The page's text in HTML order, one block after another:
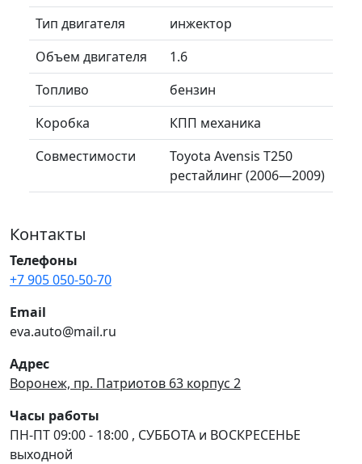
Тип двигателя
инжектор
Объем двигателя
1.6
Топливо
бензин
Коробка
КПП механика
Совместимости
Toyota Avensis T250
рестайлинг (2006—2009)
Контакты
Телефоны
+7 905 050-50-70
Email
eva.auto@mail.ru
Адрес
Воронеж, пр. Патриотов 63 корпус 2
Часы работы
ПН-ПТ 09:00 - 18:00 , СУББОТА и ВОСКРЕСЕНЬЕ
выходной